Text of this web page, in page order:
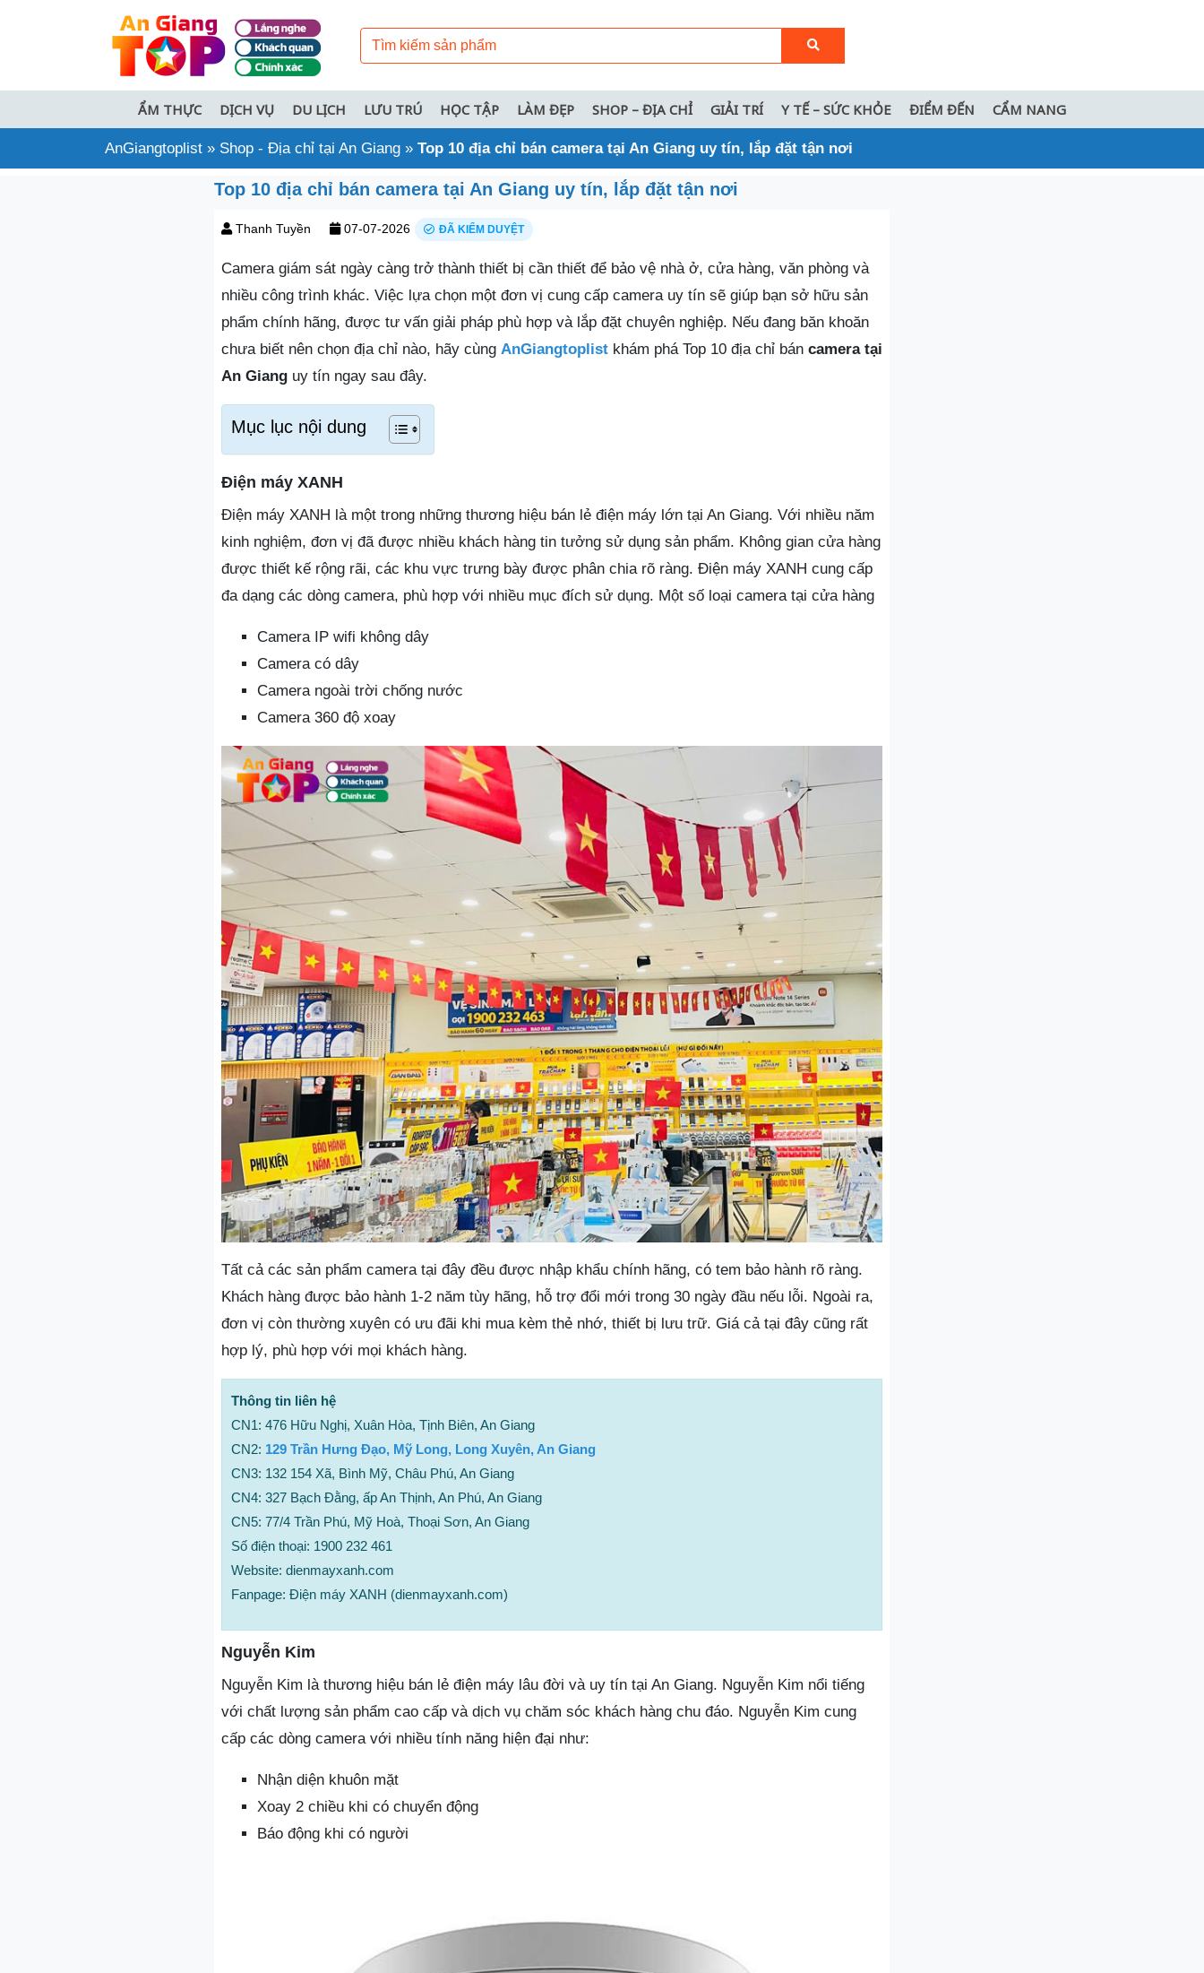
ẨM THỰC DỊCH VỤ DU LỊCH LƯU TRÚ HỌC TẬP LÀM ĐẸP SHOP – ĐỊA CHỈ GIẢI TRÍ Y TẾ – SỨC KHỎE ĐIỂM ĐẾN CẨM NANG
AnGiangtoplist » Shop - Địa chỉ tại An Giang » Top 10 địa chỉ bán camera tại An Giang uy tín, lắp đặt tận nơi
Top 10 địa chỉ bán camera tại An Giang uy tín, lắp đặt tận nơi
Thanh Tuyền 07-07-2026 ĐÃ KIỂM DUYỆT
Camera giám sát ngày càng trở thành thiết bị cần thiết để bảo vệ nhà ở, cửa hàng, văn phòng và
nhiều công trình khác. Việc lựa chọn một đơn vị cung cấp camera uy tín sẽ giúp bạn sở hữu sản
phẩm chính hãng, được tư vấn giải pháp phù hợp và lắp đặt chuyên nghiệp. Nếu đang băn khoăn
chưa biết nên chọn địa chỉ nào, hãy cùng AnGiangtoplist khám phá Top 10 địa chỉ bán camera tại
An Giang uy tín ngay sau đây.
Mục lục nội dung
Điện máy XANH
Điện máy XANH là một trong những thương hiệu bán lẻ điện máy lớn tại An Giang. Với nhiều năm
kinh nghiệm, đơn vị đã được nhiều khách hàng tin tưởng sử dụng sản phẩm. Không gian cửa hàng
được thiết kế rộng rãi, các khu vực trưng bày được phân chia rõ ràng. Điện máy XANH cung cấp
đa dạng các dòng camera, phù hợp với nhiều mục đích sử dụng. Một số loại camera tại cửa hàng
Camera IP wifi không dây
Camera có dây
Camera ngoài trời chống nước
Camera 360 độ xoay
Tất cả các sản phẩm camera tại đây đều được nhập khẩu chính hãng, có tem bảo hành rõ ràng.
Khách hàng được bảo hành 1-2 năm tùy hãng, hỗ trợ đổi mới trong 30 ngày đầu nếu lỗi. Ngoài ra,
đơn vị còn thường xuyên có ưu đãi khi mua kèm thẻ nhớ, thiết bị lưu trữ. Giá cả tại đây cũng rất
hợp lý, phù hợp với mọi khách hàng.
Thông tin liên hệ
CN1: 476 Hữu Nghị, Xuân Hòa, Tịnh Biên, An Giang
CN2: 129 Trần Hưng Đạo, Mỹ Long, Long Xuyên, An Giang
CN3: 132 154 Xã, Bình Mỹ, Châu Phú, An Giang
CN4: 327 Bạch Đằng, ấp An Thịnh, An Phú, An Giang
CN5: 77/4 Trần Phú, Mỹ Hoà, Thoại Sơn, An Giang
Số điện thoại: 1900 232 461
Website: dienmayxanh.com
Fanpage: Điện máy XANH (dienmayxanh.com)
Nguyễn Kim
Nguyễn Kim là thương hiệu bán lẻ điện máy lâu đời và uy tín tại An Giang. Nguyễn Kim nổi tiếng
với chất lượng sản phẩm cao cấp và dịch vụ chăm sóc khách hàng chu đáo. Nguyễn Kim cung
cấp các dòng camera với nhiều tính năng hiện đại như:
Nhận diện khuôn mặt
Xoay 2 chiều khi có chuyển động
Báo động khi có người